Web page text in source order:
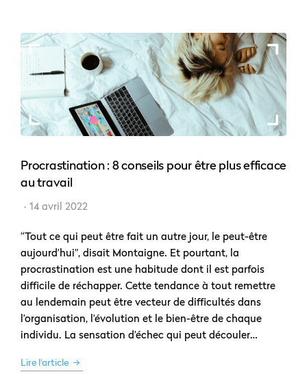
Procrastination : 8 conseils pour être plus efficace
au travail
14 avril 2022
“Tout ce qui peut être fait un autre jour, le peut-être
aujourd’hui”, disait Montaigne. Et pourtant, la
procrastination est une habitude dont il est parfois
difficile de réchapper. Cette tendance à tout remettre
au lendemain peut être vecteur de difficultés dans
l’organisation, l’évolution et le bien-être de chaque
individu. La sensation d’échec qui peut découler…
Lire l'article